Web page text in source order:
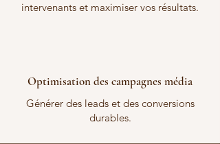
intervenants et maximiser vos résultats.
Optimisation des campagnes média
Générer des leads et des conversions
durables.